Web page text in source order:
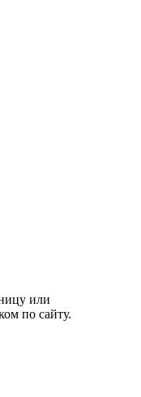
или
по сайту.